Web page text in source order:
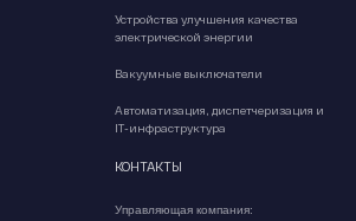
Устройства улучшения качества
электрической энергии
Вакуумные выключатели
Автоматизация, диспетчеризация и
IT-инфраструктура
КОНТАКТЫ
Управляющая компания: